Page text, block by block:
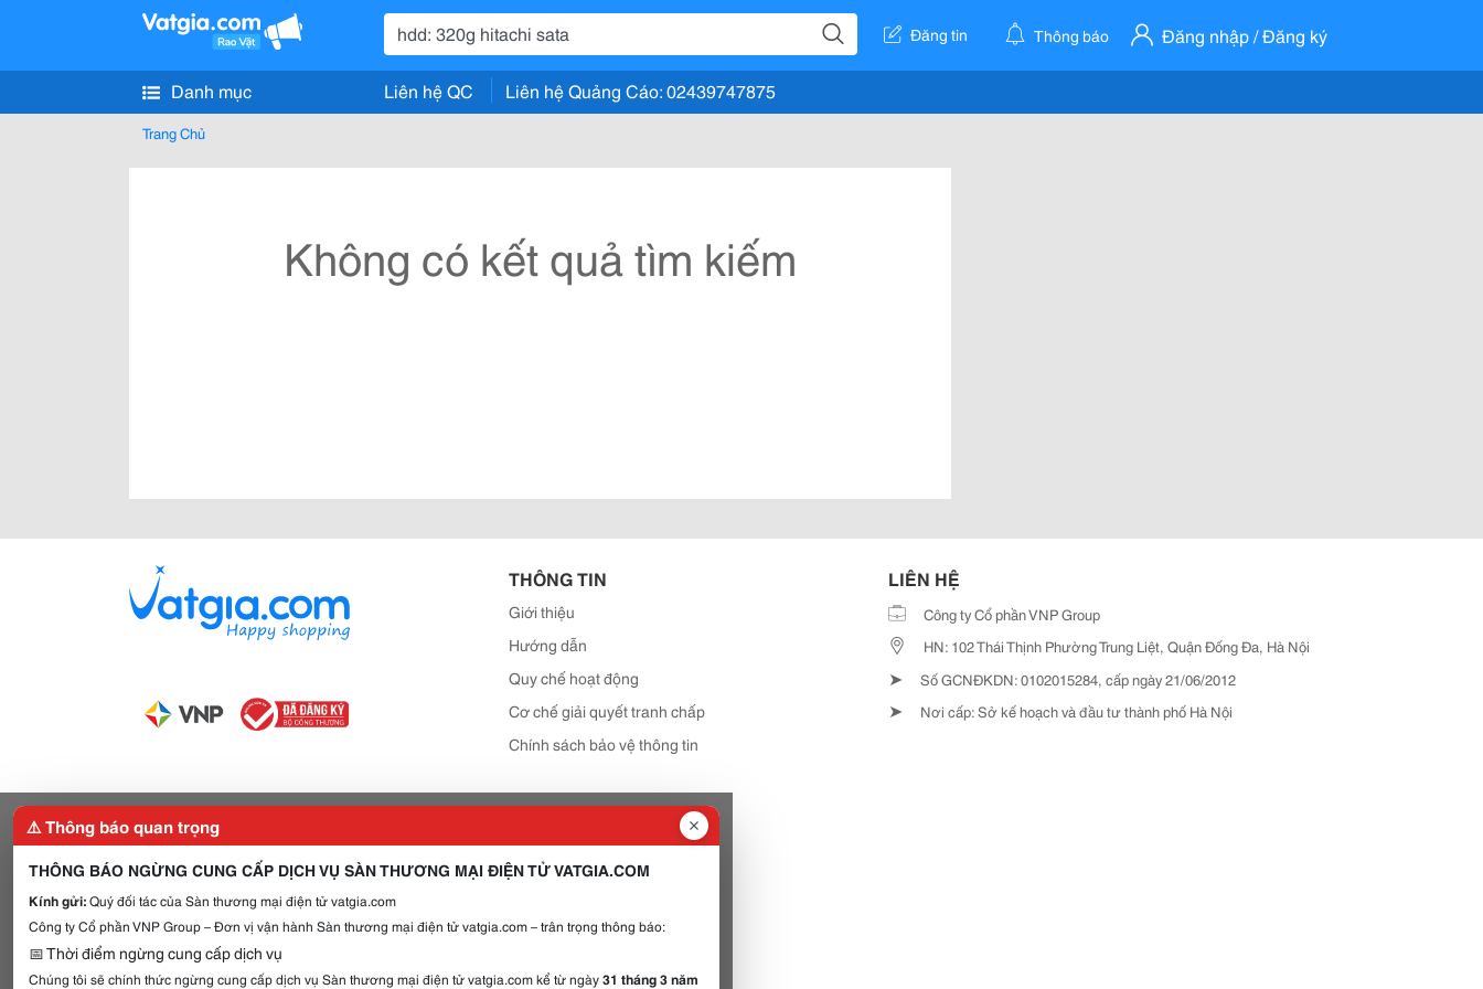
Đăng tin Thông báo Đăng nhập / Đăng ký
Danh mục Liên hệ QC Liên hệ Quảng Cáo: 02439747875
Trang Chủ
Không có kết quả tìm kiếm
THÔNG TIN
Giới thiệu
Hướng dẫn
Quy chế hoạt động
Cơ chế giải quyết tranh chấp
Chính sách bảo vệ thông tin
LIÊN HỆ
Công ty Cổ phần VNP Group
HN: 102 Thái Thịnh Phường Trung Liệt, Quận Đống Đa, Hà Nội
➤ Số GCNĐKDN: 0102015284, cấp ngày 21/06/2012
➤ Nơi cấp: Sở kế hoạch và đầu tư thành phố Hà Nội
⚠️ Thông báo quan trọng
THÔNG BÁO NGỪNG CUNG CẤP DỊCH VỤ SÀN THƯƠNG MẠI ĐIỆN TỬ VATGIA.COM
Kính gửi:Quý đối tác của Sàn thương mại điện tử vatgia.com
Công ty Cổ phần VNP Group – Đơn vị vận hành Sàn thương mại điện tử vatgia.com – trân trọng thông báo:
📅 Thời điểm ngừng cung cấp dịch vụ
Chúng tôi sẽ chính thức ngừng cung cấp dịch vụ Sàn thương mại điện tử vatgia.com kể từ ngày31 tháng 3 năm